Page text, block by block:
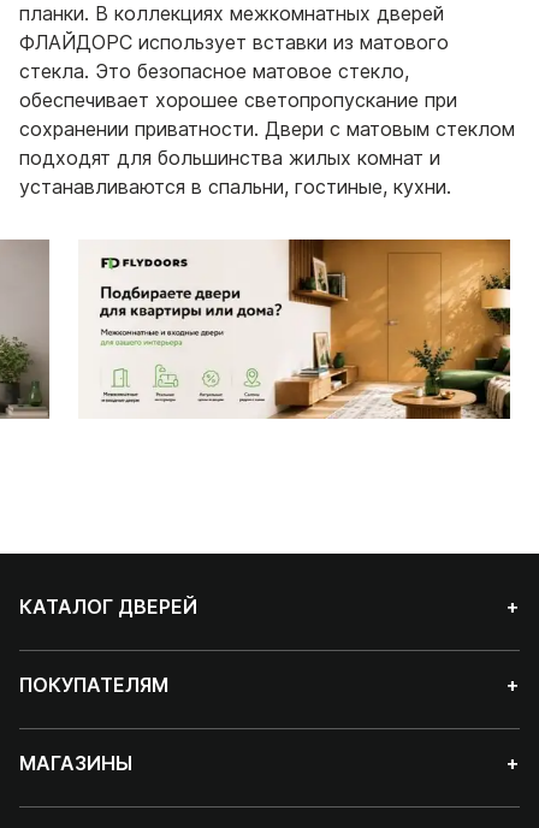
планки. В коллекциях межкомнатных дверей
ФЛАЙДОРС использует вставки из матового
стекла. Это безопасное матовое стекло,
обеспечивает хорошее светопропускание при
сохранении приватности. Двери с матовым стеклом
подходят для большинства жилых комнат и
устанавливаются в спальни, гостиные, кухни.
КАТАЛОГ ДВЕРЕЙ +
ПОКУПАТЕЛЯМ +
МАГАЗИНЫ +